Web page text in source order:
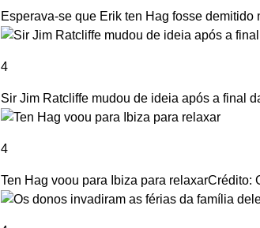
Esperava-se que Erik ten Hag fosse demitido
4
Sir Jim Ratcliffe mudou de ideia após a final
4
Ten Hag voou para Ibiza para relaxarCrédito: